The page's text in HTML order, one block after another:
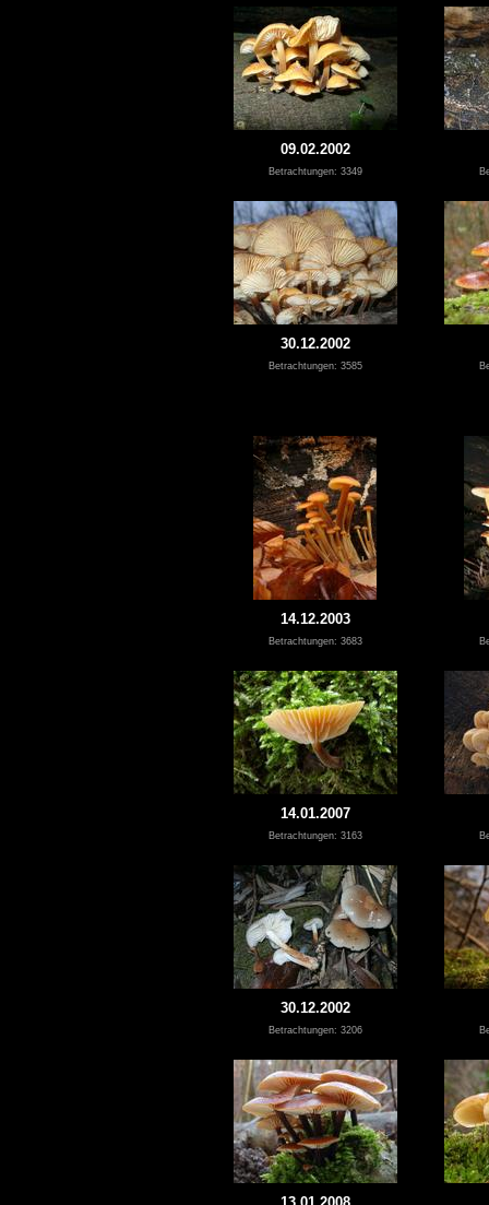
09.02.2002
Betrachtungen: 3349
30.12.2002
Betrachtungen: 3585
14.12.2003
Betrachtungen: 3683
14.01.2007
Betrachtungen: 3163
30.12.2002
Betrachtungen: 3206